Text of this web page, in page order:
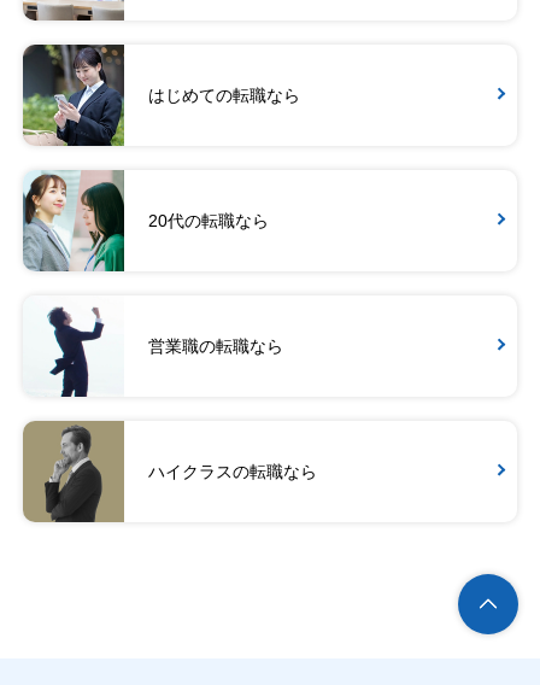
はじめての転職なら
20代の転職なら
営業職の転職なら
ハイクラスの転職なら